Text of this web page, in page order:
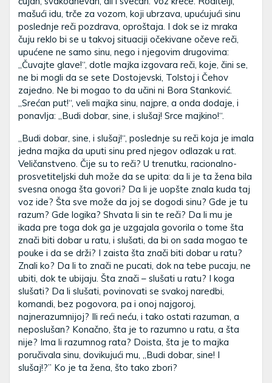
mašući idu, trče za vozom, koji ubrzava, upućujući sinu
poslednje reči pozdrava, oproštaja. I dok se iz mraka
čuju reklo bi se u takvoj situaciji očekivane očeve reči,
upućene ne samo sinu, nego i njegovim drugovima:
„Čuvajte glave!“, dotle majka izgovara reči, koje, čini se,
ne bi mogli da se sete Dostojevski, Tolstoj i Čehov
zajedno. Ne bi mogao to da učini ni Bora Stanković.
„Srećan put!“, veli majka sinu, najpre, a onda dodaje, i
ponavlja: „Budi dobar, sine, i slušaj! Srce majkino!“.
„Budi dobar, sine, i slušaj!“, poslednje su reči koja je imala
jedna majka da uputi sinu pred njegov odlazak u rat.
Veličanstveno. Čije su to reči? U trenutku, racionalno-
prosvetiteljski duh može da se upita: da li je ta žena bila
svesna onoga šta govori? Da li je uopšte znala kuda taj
voz ide? Šta sve može da joj se dogodi sinu? Gde je tu
razum? Gde logika? Shvata li sin te reči? Da li mu je
ikada pre toga dok ga je uzgajala govorila o tome šta
znači biti dobar u ratu, i slušati, da bi on sada mogao te
pouke i da se drži? I zaista šta znači biti dobar u ratu?
Znali ko? Da li to znači ne pucati, dok na tebe pucaju, ne
ubiti, dok te ubijaju. Šta znači – slušati u ratu? I koga
slušati? Da li slušati, povinovati se svakoj naredbi,
komandi, bez pogovora, pa i onoj najgoroj,
najnerazumnijoj? Ili reći neću, i tako ostati razuman, a
neposlušan? Konačno, šta je to razumno u ratu, a šta
nije? Ima li razumnog rata? Doista, šta je to majka
poručivala sinu, dovikujući mu, „Budi dobar, sine! I
slušaj!?” Ko je ta žena, što tako zbori?